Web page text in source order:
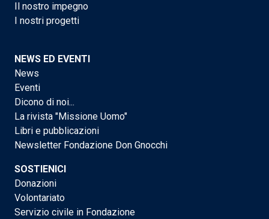
Il nostro impegno
I nostri progetti
NEWS ED EVENTI
News
Eventi
Dicono di noi...
La rivista "Missione Uomo"
Libri e pubblicazioni
Newsletter Fondazione Don Gnocchi
SOSTIENICI
Donazioni
Volontariato
Servizio civile in Fondazione